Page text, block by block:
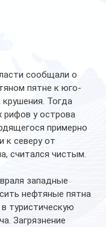
сообщали о
пятне к юго-
Тогда
рифов у острова
примерно
к северу от
считался чистым.
западные
нефтяные пятна
туристическую
Загрязнение